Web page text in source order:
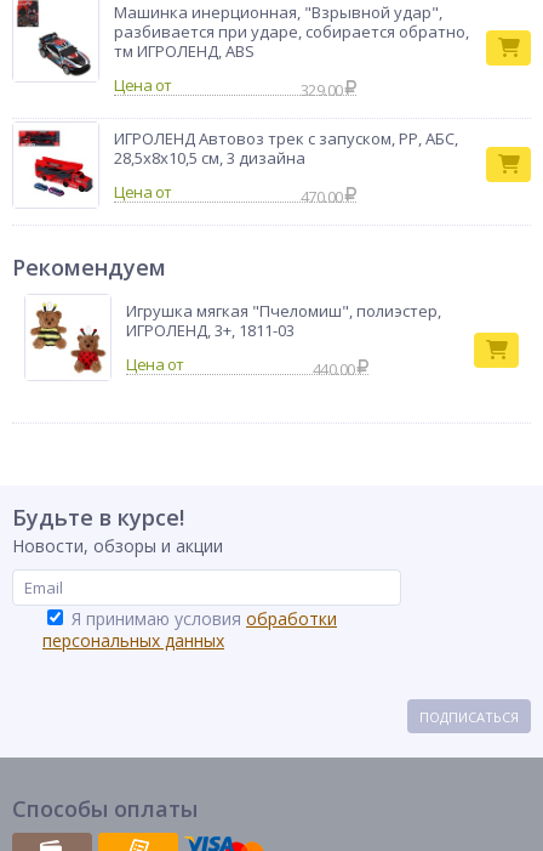
Машинка инерционная, "Взрывной удар",
разбивается при ударе, собирается обратно,
тм ИГРОЛЕНД, ABS
Цена от
329.00
ИГРОЛЕНД Автовоз трек с запуском, РР, АБС,
28,5х8х10,5 см, 3 дизайна
Цена от
470.00
Рекомендуем
Игрушка мягкая "Пчеломиш", полиэстер,
ИГРОЛЕНД, 3+, 1811-03
440.00
Будьте в курсе!
Новости, обзоры и акции
Я принимаю условия обработки
персональных данных
ПОДПИСАТЬСЯ
Способы оплаты